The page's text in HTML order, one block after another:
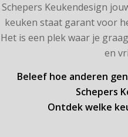
Schepers Keukendesign
keuken staat garant voor
Het is een plek waar je
en
Beleef hoe anderen
Schepers
Ontdek welke